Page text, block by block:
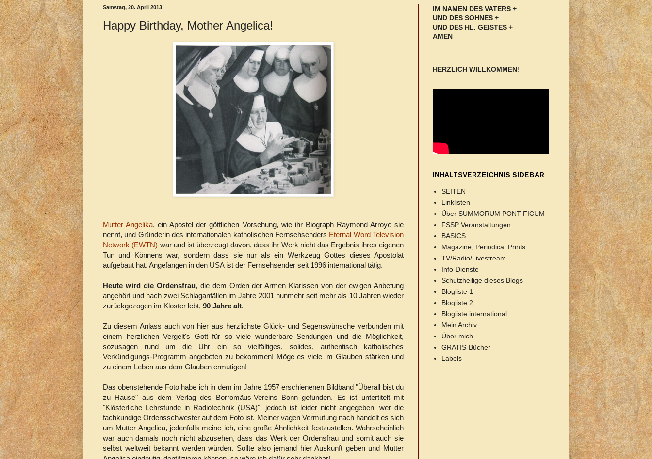
Samstag, 20. April 2013
Happy Birthday, Mother Angelica!
Mutter Angelika, ein Apostel der göttlichen Vorsehung, wie ihr Biograph Raymond Arroyo sie
nennt, und Gründerin des internationalen katholischen Fernsehsenders Eternal Word Television
Network (EWTN) war und ist überzeugt davon, dass ihr Werk nicht das Ergebnis ihres eigenen
Tun und Könnens war, sondern dass sie nur als ein Werkzeug Gottes dieses Apostolat
aufgebaut hat. Angefangen in den USA ist der Fernsehsender seit 1996 international tätig.
Heute wird die Ordensfrau, die dem Orden der Armen Klarissen von der ewigen Anbetung
angehört und nach zwei Schlaganfällen im Jahre 2001 nunmehr seit mehr als 10 Jahren wieder
zurückgezogen im Kloster lebt, 90 Jahre alt.
Zu diesem Anlass auch von hier aus herzlichste Glück- und Segenswünsche verbunden mit
einem herzlichen Vergelt's Gott für so viele wunderbare Sendungen und die Möglichkeit,
sozusagen rund um die Uhr ein so vielfältiges, solides, authentisch katholisches
Verkündigungs-Programm angeboten zu bekommen! Möge es viele im Glauben stärken und
zu einem Leben aus dem Glauben ermutigen!
Das obenstehende Foto habe ich in dem im Jahre 1957 erschienenen Bildband "Überall bist du
zu Hause" aus dem Verlag des Borromäus-Vereins Bonn gefunden. Es ist untertitelt mit
"Klösterliche Lehrstunde in Radiotechnik (USA)", jedoch ist leider nicht angegeben, wer die
fachkundige Ordensschwester auf dem Foto ist. Meiner vagen Vermutung nach handelt es sich
um Mutter Angelica, jedenfalls meine ich, eine große Ähnlichkeit festzustellen. Wahrscheinlich
war auch damals noch nicht abzusehen, dass das Werk der Ordensfrau und somit auch sie
selbst weltweit bekannt werden würden. Sollte also jemand hier Auskunft geben und Mutter
IM NAMEN DES VATERS +
UND DES SOHNES +
UND DES HL. GEISTES +
AMEN
HERZLICH WILLKOMMEN!
INHALTSVERZEICHNIS SIDEBAR
SEITEN
Linklisten
Über SUMMORUM PONTIFICUM
FSSP Veranstaltungen
BASICS
Magazine, Periodica, Prints
TV/Radio/Livestream
Info-Dienste
Schutzheilige dieses Blogs
Blogliste 1
Blogliste 2
Blogliste international
Mein Archiv
Über mich
GRATIS-Bücher
Labels